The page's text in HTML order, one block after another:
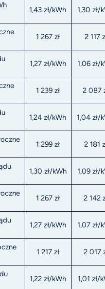
1,43 zł/kWh 1,30 zł/
1 267 zł 2 117
1,27 zł/kWh 1,06 zł/
1 239 zł 2 087
1,24 zł/kWh 1,04 zł/
1 299 zł 2 181
1,30 zł/kWh 1,09 zł/
1 267 zł 2 142
1,27 zł/kWh 1,07 zł/
1 217 zł 2 017
1,22 zł/kWh 1,01 zł/